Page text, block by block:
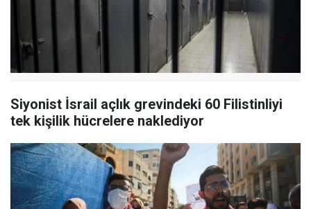
Siyonist İsrail açlık grevindeki 60 Filistinliyi
tek kişilik hücrelere naklediyor